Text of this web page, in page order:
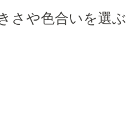
さや色合いを選ぶ